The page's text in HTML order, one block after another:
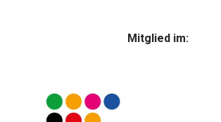
Mitglied im: